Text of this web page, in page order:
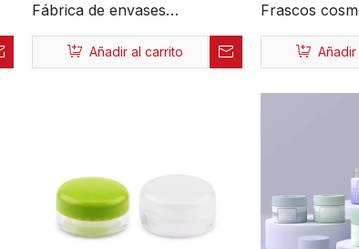
Fábrica de envases
cosméticos Moda al por
mayor OEM ODM 3Ml
Añadir al carrito
Frascos
plástico de